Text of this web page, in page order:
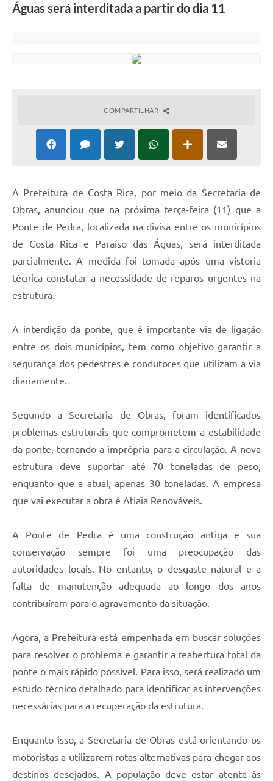
Águas será interditada a partir do dia 11
COMPARTILHAR
A Prefeitura de Costa Rica, por meio da Secretaria de
Obras, anunciou que na próxima terça-feira (11) que a
Ponte de Pedra, localizada na divisa entre os municípios
de Costa Rica e Paraíso das Águas, será interditada
parcialmente. A medida foi tomada após uma vistoria
técnica constatar a necessidade de reparos urgentes na
estrutura.
A interdição da ponte, que é importante via de ligação
entre os dois municípios, tem como objetivo garantir a
segurança dos pedestres e condutores que utilizam a via
diariamente.
Segundo a Secretaria de Obras, foram identificados
problemas estruturais que comprometem a estabilidade
da ponte, tornando-a imprópria para a circulação. A nova
estrutura deve suportar até 70 toneladas de peso,
enquanto que a atual, apenas 30 toneladas. A empresa
que vai executar a obra é Atiaia Renováveis.
A Ponte de Pedra é uma construção antiga e sua
conservação sempre foi uma preocupação das
autoridades locais. No entanto, o desgaste natural e a
falta de manutenção adequada ao longo dos anos
contribuíram para o agravamento da situação.
Agora, a Prefeitura está empenhada em buscar soluções
para resolver o problema e garantir a reabertura total da
ponte o mais rápido possível. Para isso, será realizado um
estudo técnico detalhado para identificar as intervenções
necessárias para a recuperação da estrutura.
Enquanto isso, a Secretaria de Obras está orientando os
motoristas a utilizarem rotas alternativas para chegar aos
destinos desejados. A população deve estar atenta às